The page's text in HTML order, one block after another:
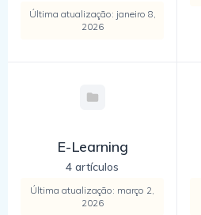
Última atualização: janeiro 8,
2026
E-Learning
4 artículos
Última atualização: março 2,
2026